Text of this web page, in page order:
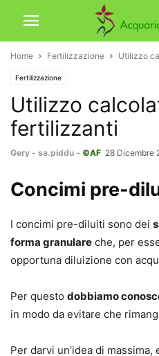
Home Fertilizzazione Utilizzo
Fertilizzazione
Utilizzo
fertilizzanti
Gery - sa.piddu - ©AF 28 Dicembre
Concimi pre-
I concimi pre-diluiti sono dei
forma granulare che, per
opportuna diluizione con
Per questo dobbiamo
in modo da evitare che
Per darvi un’idea di